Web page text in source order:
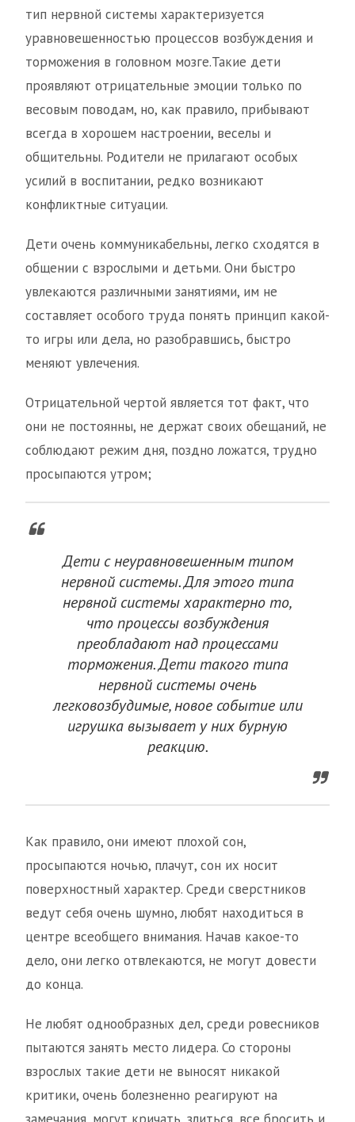
тип нервной системы характеризуется
уравновешенностью процессов возбуждения и
торможения в головном мозге.Такие дети
проявляют отрицательные эмоции только по
весовым поводам, но, как правило, прибывают
всегда в хорошем настроении, веселы и
общительны. Родители не прилагают особых
усилий в воспитании, редко возникают
конфликтные ситуации.
Дети очень коммуникабельны, легко сходятся в
общении с взрослыми и детьми. Они быстро
увлекаются различными занятиями, им не
составляет особого труда понять принцип какой-
то игры или дела, но разобравшись, быстро
меняют увлечения.
Отрицательной чертой является тот факт, что
они не постоянны, не держат своих обещаний, не
соблюдают режим дня, поздно ложатся, трудно
просыпаются утром;
Дети с неуравновешенным типом
нервной системы. Для этого типа
нервной системы характерно то,
что процессы возбуждения
преобладают над процессами
торможения. Дети такого типа
нервной системы очень
легковозбудимые, новое событие или
игрушка вызывает у них бурную
реакцию.
Как правило, они имеют плохой сон,
просыпаются ночью, плачут, сон их носит
поверхностный характер. Среди сверстников
ведут себя очень шумно, любят находиться в
центре всеобщего внимания. Начав какое-то
дело, они легко отвлекаются, не могут довести
до конца.
Не любят однообразных дел, среди ровесников
пытаются занять место лидера. Со стороны
взрослых такие дети не выносят никакой
критики, очень болезненно реагируют на